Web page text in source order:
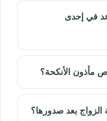
في إحدى
مأذون الأنكحة؟
بعد صدورها؟